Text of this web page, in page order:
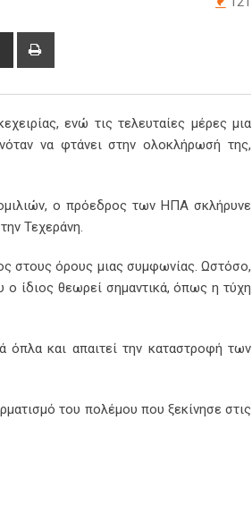
Share
ενώ τις τελευταίες μέρες μια
να φτάνει στην ολοκλήρωσή της,
ο πρόεδρος των ΗΠΑ σκλήρυνε
Τεχεράνη.
στους όρους μιας συμφωνίας. Ωστόσο,
ίδιος θεωρεί σημαντικά, όπως η τύχη
όπλα και απαιτεί την καταστροφή των
του πολέμου που ξεκίνησε στις